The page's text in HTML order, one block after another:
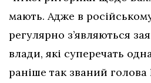
мають. Адже в
регулярно з’являються
влади, які суперечать
раніше так званий